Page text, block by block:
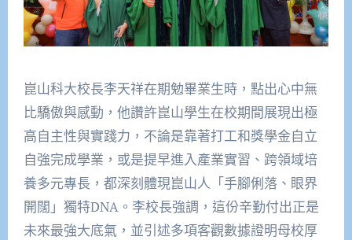
崑山科大校長李天祥在期勉畢業生時，點出心中無
比驕傲與感動，他讚許崑山學生在校期間展現出極
高自主性與實踐力，不論是靠著打工和獎學金自立
自強完成學業，或是提早進入產業實習、跨領域培
養多元專長，都深刻體現崑山人「手腳俐落、眼界
開闊」獨特DNA。李校長強調，這份辛勤付出正是
未來最強大底氣，並引述多項客觀數據證明母校厚